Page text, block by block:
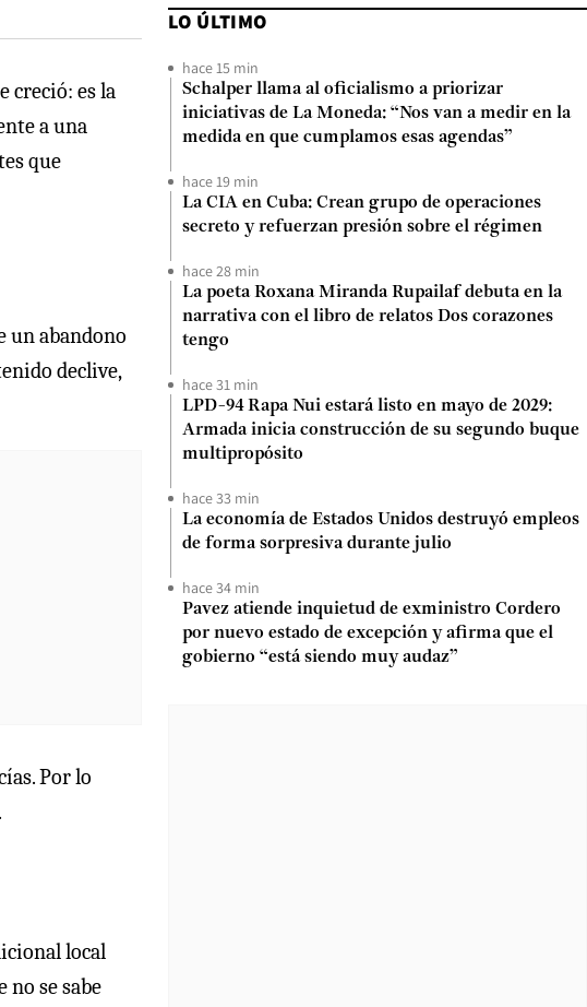
creció: es la
a una
que
un abandono
declive,
Por lo
local
no se sabe
LO ÚLTIMO
hace 15 min
Schalper llama al oficialismo a priorizar
iniciativas de La Moneda: “Nos van a medir en la
medida en que cumplamos esas agendas”
hace 19 min
La CIA en Cuba: Crean grupo de operaciones
secreto y refuerzan presión sobre el régimen
hace 28 min
La poeta Roxana Miranda Rupailaf debuta en la
narrativa con el libro de relatos Dos corazones
tengo
hace 31 min
LPD-94 Rapa Nui estará listo en mayo de 2029:
Armada inicia construcción de su segundo buque
multipropósito
hace 33 min
La economía de Estados Unidos destruyó empleos
de forma sorpresiva durante julio
hace 34 min
Pavez atiende inquietud de exministro Cordero
por nuevo estado de excepción y afirma que el
gobierno “está siendo muy audaz”